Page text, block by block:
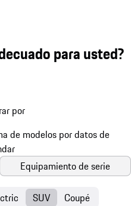
para usted?
por
Equipamiento de serie
SUV Coupé